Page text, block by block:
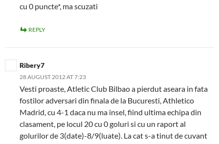
cu 0 puncte*, ma scuzati
REPLY
Ribery7
28 AUGUST 2012 AT 7:23
Vesti proaste, Atletic Club Bilbao a pierdut aseara in fata
fostilor adversari din finala de la Bucuresti, Athletico
Madrid, cu 4-1 daca nu ma insel, fiind ultima echipa din
clasament, pe locul 20 cu 0 goluri si cu un raport al
golurilor de 3(date)-8/9(luate). La cat s-a tinut de cuvant